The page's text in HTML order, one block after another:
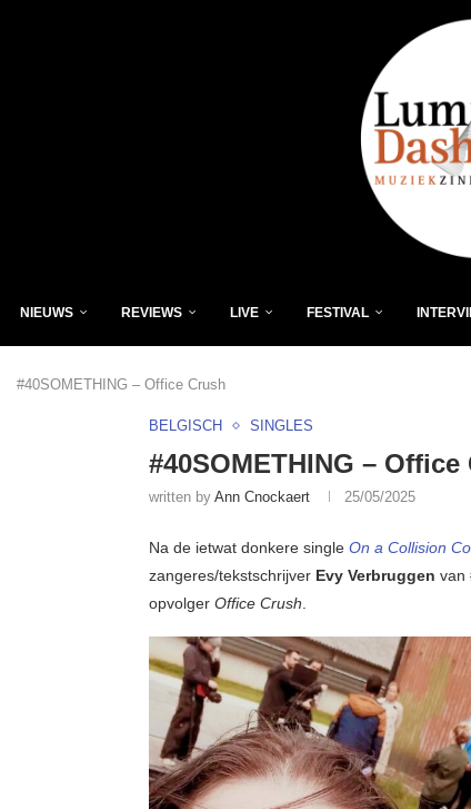
NIEUWS REVIEWS LIVE FESTIVAL
#40SOMETHING – Office Crush
BELGISCH SINGLES
#40SOMETHING – Office
written by Ann Cnockaert 25/05/2025
Na de ietwat donkere single On a Collision
zangeres/tekstschrijver Evy Verbruggen van
opvolger Office Crush.